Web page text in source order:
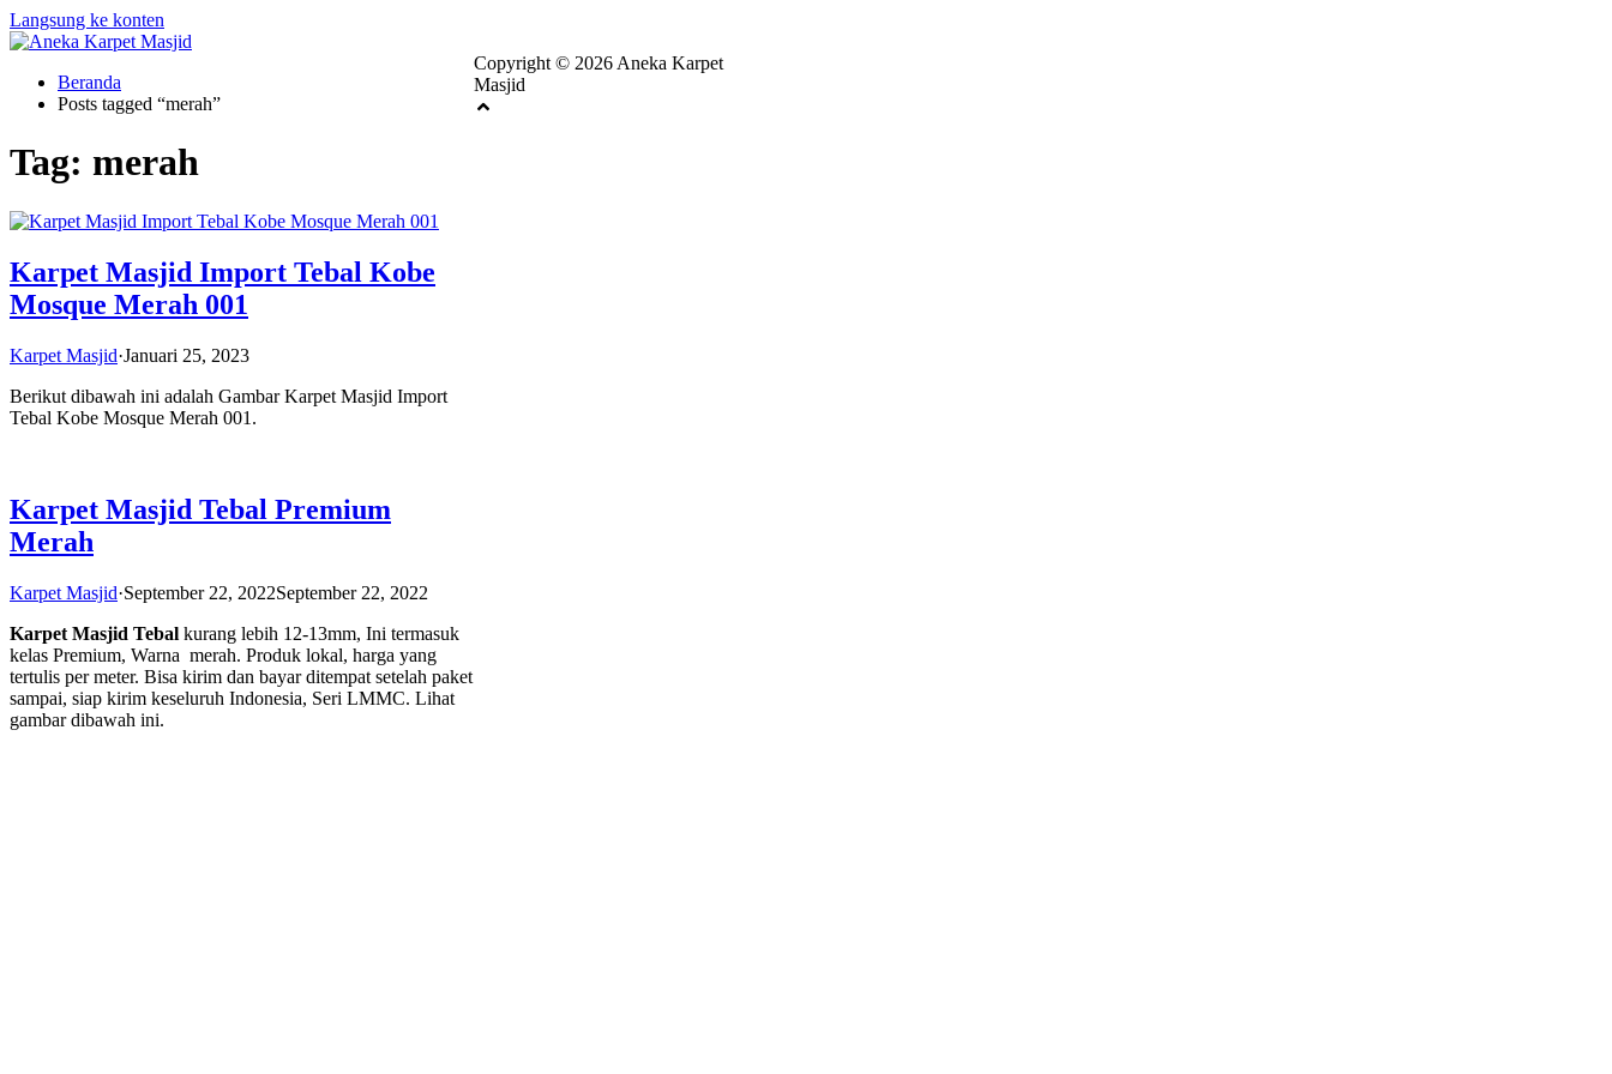
Langsung ke konten
Beranda
Posts tagged “merah”
Tag: merah
Karpet Masjid Import Tebal Kobe
Mosque Merah 001
Karpet Masjid·Januari 25, 2023
Berikut dibawah ini adalah Gambar Karpet Masjid Import
Tebal Kobe Mosque Merah 001.
Karpet Masjid Tebal Premium
Merah
Karpet Masjid·September 22, 2022September 22, 2022
Karpet Masjid Tebal kurang lebih 12-13mm, Ini termasuk
kelas Premium, Warna merah. Produk lokal, harga yang
tertulis per meter. Bisa kirim dan bayar ditempat setelah paket
sampai, siap kirim keseluruh Indonesia, Seri LMMC. Lihat
gambar dibawah ini.
Copyright © 2026 Aneka Karpet
Masjid